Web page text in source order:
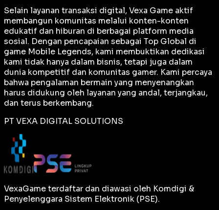
Selain layanan transaksi digital, Vexa Game aktif
membangun komunitas melalui konten-konten
edukatif dan hiburan di berbagai platform media
sosial. Dengan pencapaian sebagai Top Global di
game Mobile Legends, kami membuktikan dedikasi
kami tidak hanya dalam bisnis, tetapi juga dalam
dunia kompetitif dan komunitas gamer. Kami percaya
bahwa pengalaman bermain yang menyenangkan
harus didukung oleh layanan yang andal, terjangkau,
dan terus berkembang.
PT VEXA DIGITAL SOLUTIONS
VexaGame terdaftar dan diawasi oleh Komdigi &
Penyelenggara Sistem Elektronik (PSE).